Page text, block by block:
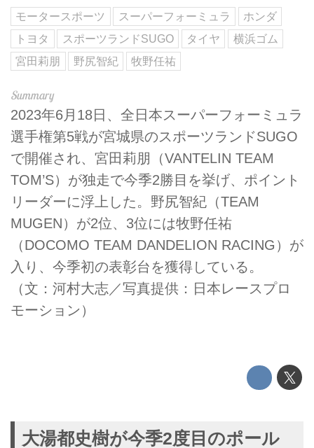
モータースポーツ スーパーフォーミュラ
ホンダ
トヨタ
スポーツランドSUGO タイヤ
横浜ゴム
宮田莉朋
野尻智紀 牧野任祐
2023年6月18日、全日本スーパーフォーミュラ
選手権第5戦が宮城県のスポーツランドSUGO
で開催され、宮田莉朋（VANTELIN TEAM
TOM’S）が独走で今季2勝目を挙げ、ポイント
リーダーに浮上した。野尻智紀（TEAM
MUGEN）が2位、3位には牧野任祐
（DOCOMO TEAM DANDELION RACING）が
入り、今季初の表彰台を獲得している。
（文：河村大志／写真提供：日本レースプロ
モーション）
大湯都史樹が今季2度目のポール